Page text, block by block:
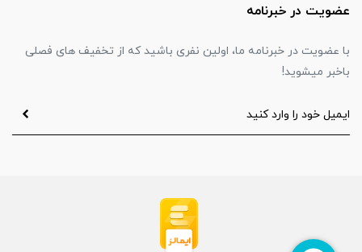
عضویت در خبرنامه
با عضویت در خبرنامه ما، اولین نفری باشید که از تخفیف های فصلی
باخبر میشوید!